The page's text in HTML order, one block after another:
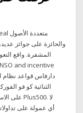
والحائزة على جوائز
المشفرة. واقع
and incentive
الثنائية كو فو